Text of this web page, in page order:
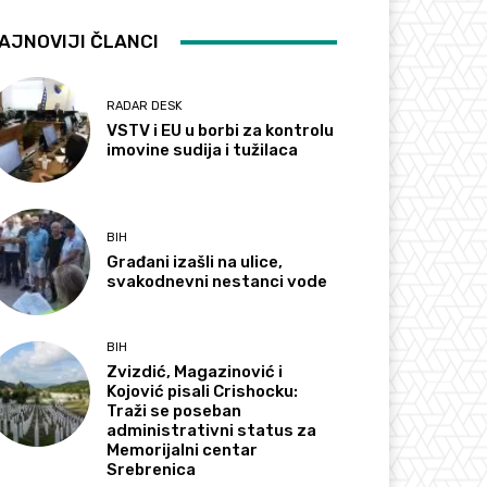
ČLANCI
RADAR DESK
VSTV i EU u borbi za kontrolu
imovine sudija i tužilaca
BIH
Građani izašli na ulice,
svakodnevni nestanci vode
BIH
Zvizdić, Magazinović i
Kojović pisali Crishocku:
Traži se poseban
administrativni status za
Memorijalni centar
Srebrenica